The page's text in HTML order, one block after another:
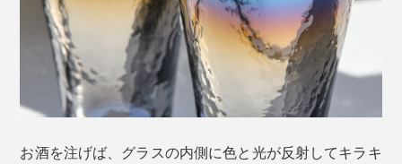
お酒を注げば、グラスの内側に色と光が反射してキラキ